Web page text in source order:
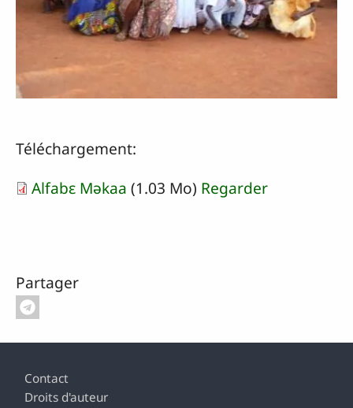
Téléchargement:
Alfabɛ Məkaa (1.03 Mo) Regarder
Partager
Contact
Droits d'auteur